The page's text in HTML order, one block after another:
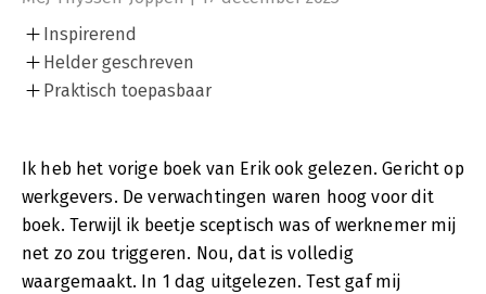
Inspirerend
Helder geschreven
Praktisch toepasbaar
Ik heb het vorige boek van Erik ook gelezen. Gericht op
werkgevers. De verwachtingen waren hoog voor dit
boek. Terwijl ik beetje sceptisch was of werknemer mij
net zo zou triggeren. Nou, dat is volledig
waargemaakt. In 1 dag uitgelezen. Test gaf mij